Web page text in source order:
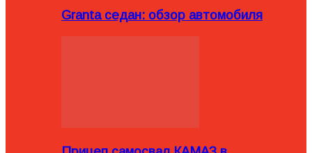
Granta седан: обзор автомобиля